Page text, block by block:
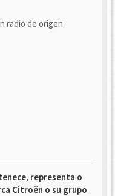
radio de origen
representa o
Citroën o su grupo